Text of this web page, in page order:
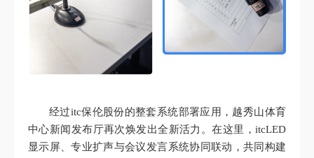
经过itc保伦股份的整套系统部署应用，越秀山体育
中心新闻发布厅再次焕发出全新活力。在这里，itcLED
显示屏、专业扩声与会议发言系统协同联动，共同构建